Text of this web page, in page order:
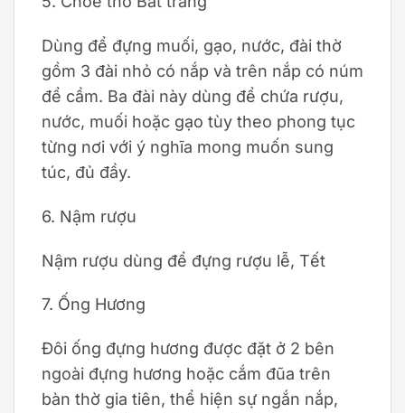
Dùng để đựng muối, gạo, nước, đài thờ
gồm 3 đài nhỏ có nắp và trên nắp có núm
để cầm. Ba đài này dùng để chứa rượu,
nước, muối hoặc gạo tùy theo phong tục
từng nơi với ý nghĩa mong muốn sung
túc, đủ đầy.
6. Nậm rượu
Nậm rượu dùng để đựng rượu lễ, Tết
7. Ống Hương
Đôi ống đựng hương được đặt ở 2 bên
ngoài đựng hương hoặc cắm đũa trên
bàn thờ gia tiên, thể hiện sự ngắn nắp,